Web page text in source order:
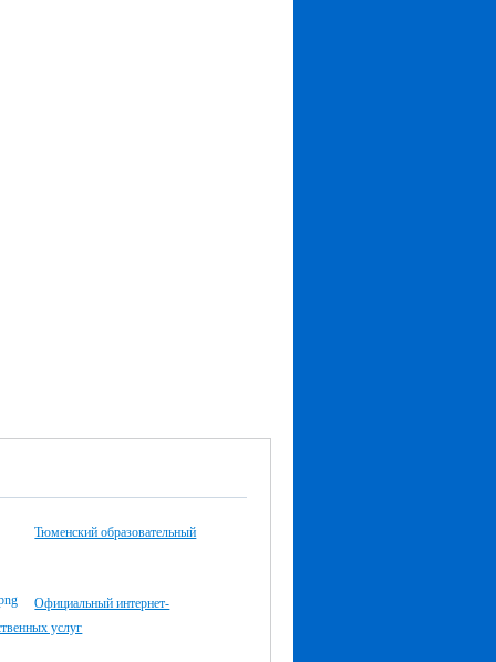
Тюменский образовательный
Официальный интернет-
услуг